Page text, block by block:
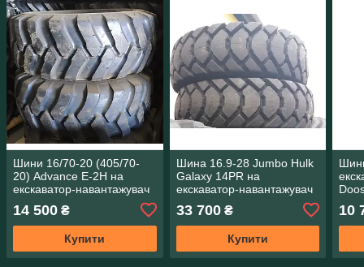
Шини 16/70-20 (405/70-
20) Advance E-2H на
екскаватор-навантажувач
14 500 ₴
Купити
Шина 16.9-28 Jumbo Hulk
Galaxy 14PR на
екскаватор-навантажувач
33 700₴
Купити
10